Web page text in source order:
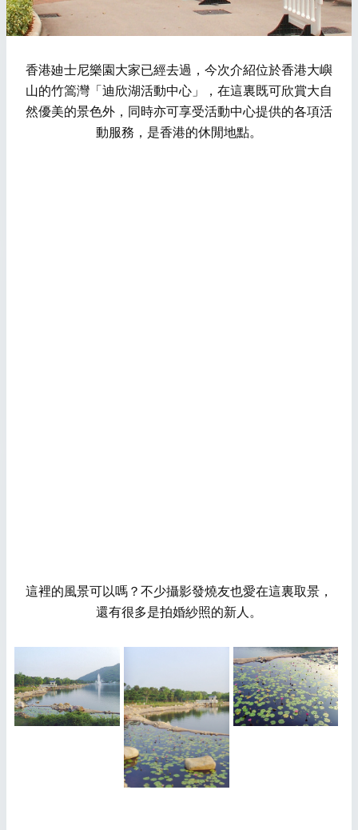
香港廸士尼樂園大家已經去過，今次介紹位於香港大嶼
山的竹篙灣「迪欣湖活動中心」，在這裏既可欣賞大自
然優美的景色外，同時亦可享受活動中心提供的各項活
動服務，是香港的休閒地點。
這裡的風景可以嗎？不少攝影發燒友也愛在這裏取景，
還有很多是拍婚紗照的新人。